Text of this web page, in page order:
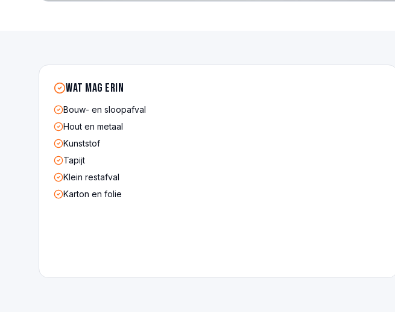
Wat mag erin
Bouw- en sloopafval
Hout en metaal
Kunststof
Tapijt
Klein restafval
Karton en folie